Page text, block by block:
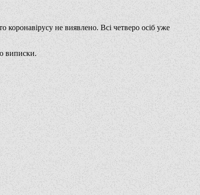
коронавірусу не виявлено. Всі четверо осіб уже
виписки.